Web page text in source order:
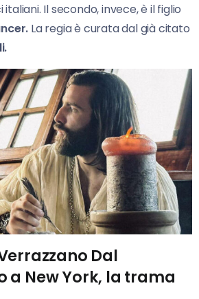
Il secondo, invece, è il figlio
La regia è curata dal già citato
Dal
a New York, la trama